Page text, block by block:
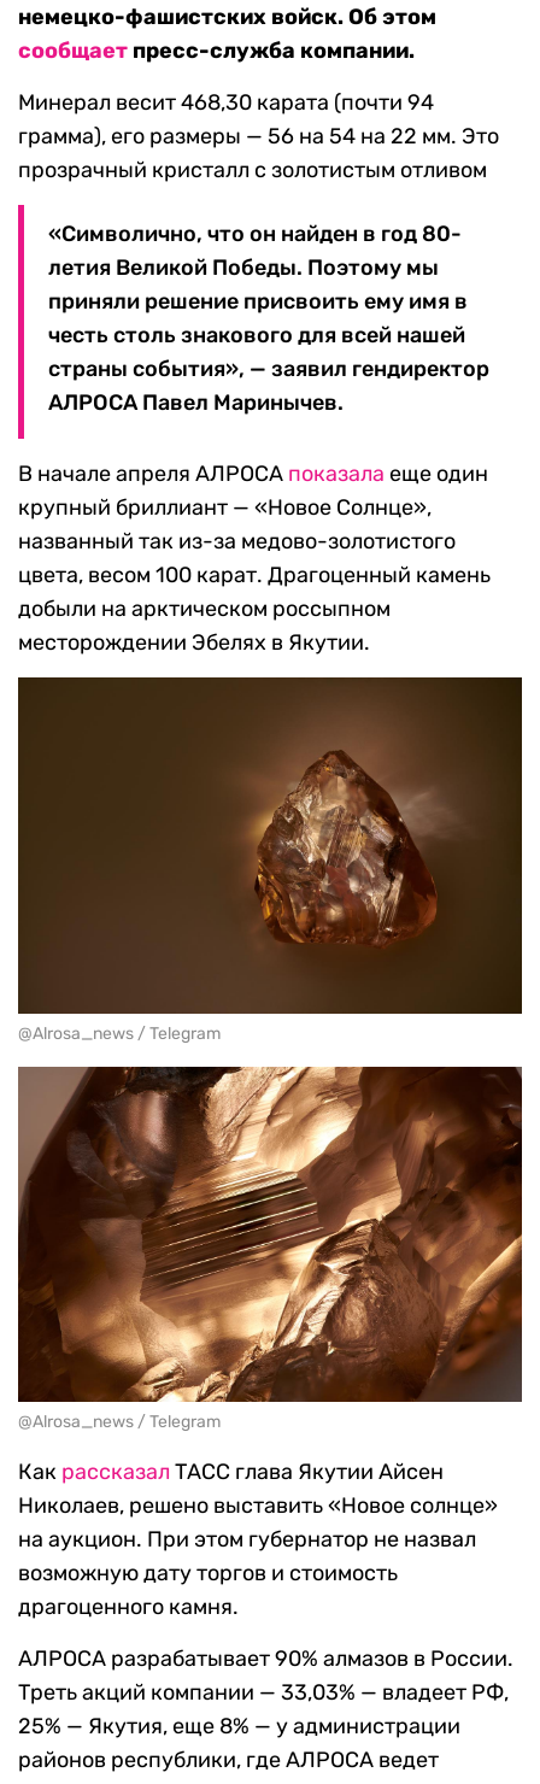
немецко-фашистских войск. Об этом
сообщает пресс-служба компании.
Минерал весит 468,30 карата (почти 94
грамма), его размеры — 56 на 54 на 22 мм. Это
прозрачный кристалл с золотистым отливом
«Символично, что он найден в год 80-
летия Великой Победы. Поэтому мы
приняли решение присвоить ему имя в
честь столь знакового для всей нашей
страны события», — заявил гендиректор
АЛРОСА Павел Маринычев.
В начале апреля АЛРОСА показала еще один
крупный бриллиант — «Новое Солнце»,
названный так из-за медово-золотистого
цвета, весом 100 карат. Драгоценный камень
добыли на арктическом россыпном
месторождении Эбелях в Якутии.
@Alrosa_news / Telegram
@Alrosa_news / Telegram
Как рассказал ТАСС глава Якутии Айсен
Николаев, решено выставить «Новое солнце»
на аукцион. При этом губернатор не назвал
возможную дату торгов и стоимость
драгоценного камня.
АЛРОСА разрабатывает 90% алмазов в России.
Треть акций компании — 33,03% — владеет РФ,
25% — Якутия, еще 8% — у администрации
районов республики, где АЛРОСА ведет